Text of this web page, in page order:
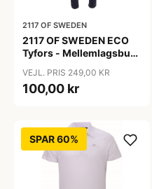
2117 OF SWEDEN
2117 OF SWEDEN ECO
Tyfors - Mellemlagsbuks
140
VEJL. PRIS 249,00 KR
100,00 kr
SPAR 60%